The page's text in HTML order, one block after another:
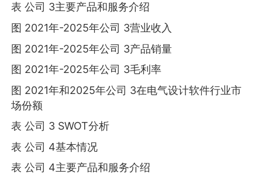
表 公司 3主要产品和服务介绍
图 2021年-2025年公司 3营业收入
图 2021年-2025年公司 3产品销量
图 2021年-2025年公司 3毛利率
图 2021年和2025年公司 3在电气设计软件行业市
场份额
表 公司 3 SWOT分析
表 公司 4基本情况
表 公司 4主要产品和服务介绍